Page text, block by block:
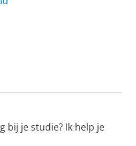
bij je studie? Ik help je